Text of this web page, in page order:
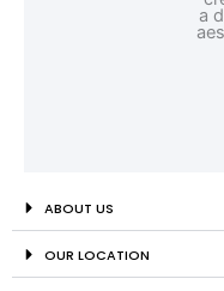
ABOUT US
OUR LOCATION